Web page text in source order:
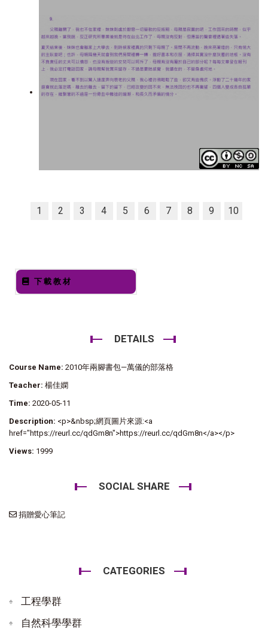
1 2 3 4 5 6 7 8 9 10
下載教材
DETAILS
Course Name: 2010年兩腳書包—萬儀的部落格
Teacher: 楊佳嫻
Time: 2020-05-11
Description: <p>&nbsp;網頁圖片來源:<a
href="https://reurl.cc/qdGm8n">https://reurl.cc/qdGm8n</a></p>
Views: 1999
SOCIAL SHARE
捐贈愛心筆記
CATEGORIES
工程學群
自然科學學群